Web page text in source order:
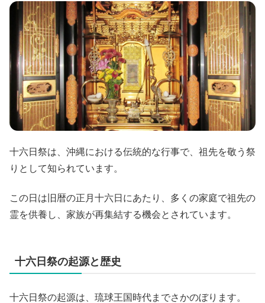
十六日祭は、沖縄における伝統的な行事で、祖先を敬う祭
りとして知られています。
この日は旧暦の正月十六日にあたり、多くの家庭で祖先の
霊を供養し、家族が再集結する機会とされています。
十六日祭の起源と歴史
十六日祭の起源は、琉球王国時代までさかのぼります。